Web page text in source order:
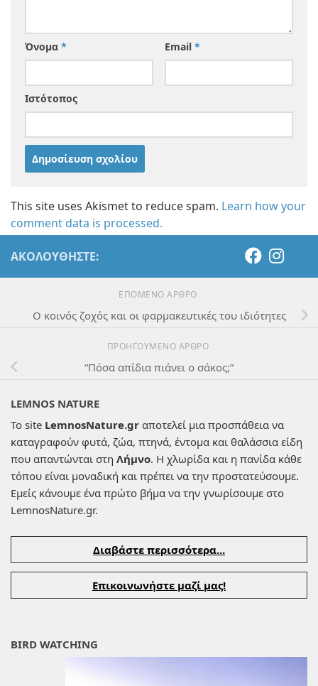
Όνομα * Email *
Ιστότοπος
This site uses Akismet to reduce spam. Learn how your
comment data is processed.
ΑΚΟΛΟΥΘΉΣΤΕ:
ΕΠΌΜΕΝΟ ΆΡΘΡΟ
Ο κοινός ζοχός και οι φαρμακευτικές του ιδιότητες
ΠΡΟΗΓΟΎΜΕΝΟ ΆΡΘΡΟ
“Πόσα απίδια πιάνει ο σάκος;”
LEMNOS NATURE
Το site LemnosNature.gr αποτελεί μια προσπάθεια να
καταγραφούν φυτά, ζώα, πτηνά, έντομα και θαλάσσια είδη
που απαντώνται στη Λήμνο. Η χλωρίδα και η πανίδα κάθε
τόπου είναι μοναδική και πρέπει να την προστατεύσουμε.
Εμείς κάνουμε ένα πρώτο βήμα να την γνωρίσουμε στο
LemnosNature.gr.
Διαβάστε περισσότερα...
Επικοινωνήστε μαζί μας!
BIRD WATCHING